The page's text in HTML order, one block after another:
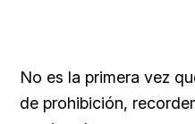
No es la primera vez
de prohibición,